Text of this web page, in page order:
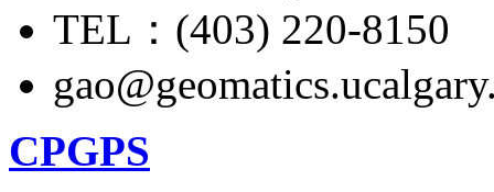
TEL：(403) 220-8150
CPGPS